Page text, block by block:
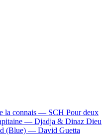
la connais — SCH Pour deux
— Djadja & Dinaz Dieu
(Blue) — David Guetta